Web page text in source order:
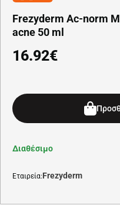
Frezyderm Ac-norm
acne 50 ml
16.92€
Εταιρεία:Frezyderm
Διαθέσιμο